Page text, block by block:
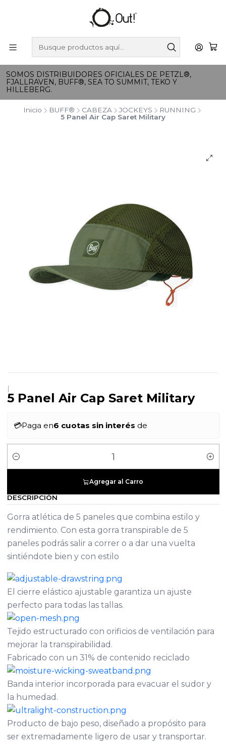
SOMOS DISTRIBUIDORES OFICIALES DE PETZL®,
FJALLRAVEN, BUFF®, SEA TO SUMMIT, TEKO Y
HILLEBERG.
Inicio BUFF® CABEZA JOCKEYS
RUNNING
5 Panel Air Cap Saret Military
|
5 Panel Air Cap Saret Military
💳Paga en6 cuotas sin interés de
Cantidad
Agregar al Carro
DESCRIPCIÓN
Gorra atlética de 5 paneles que combina estilo y
rendimiento. Con esta gorra transpirable de 5
paneles podrás salir a correr o a dar una vuelta
sintiéndote bien y con estilo
El cierre elástico ajustable garantiza un ajuste
perfecto para todas las tallas.
Tejido estructurado con orificios de ventilación para
mejorar la transpirabilidad.
Fabricado con un 31% de contenido reciclado
Banda interior incorporada para evacuar el sudor y
la humedad.
Producto de bajo peso, diseñado a propósito para
ser extremadamente ligero de usar y transportar.